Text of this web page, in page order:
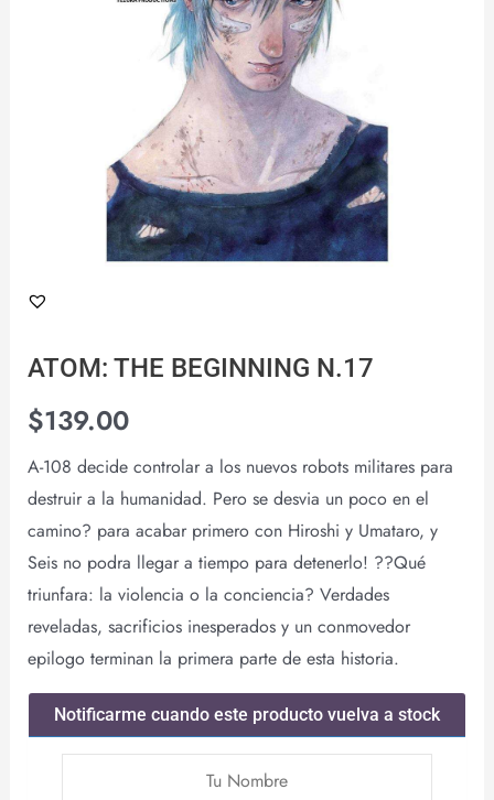
ATOM: THE BEGINNING N.17
$139.00
A-108 decide controlar a los nuevos robots militares para
destruir a la humanidad. Pero se desvia un poco en el
camino? para acabar primero con Hiroshi y Umataro, y
Seis no podra llegar a tiempo para detenerlo! ??Qué
triunfara: la violencia o la conciencia? Verdades
reveladas, sacrificios inesperados y un conmovedor
epilogo terminan la primera parte de esta historia.
Notificarme cuando este producto vuelva a stock